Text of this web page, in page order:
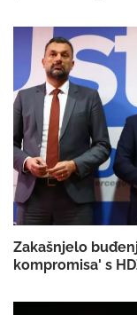
Zakašnjelo
kompromisa' s